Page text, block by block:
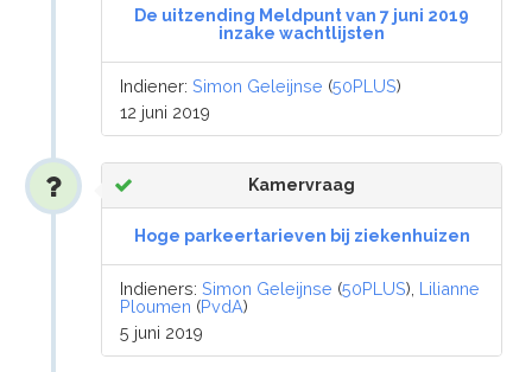
De uitzending Meldpunt van 7 juni 2019
inzake wachtlijsten
Indiener:Simon Geleijnse (50PLUS)
12 juni 2019
Kamervraag
Hoge parkeertarieven bij ziekenhuizen
Indieners:Simon Geleijnse (50PLUS), Lilianne
Ploumen (PvdA)
5 juni 2019